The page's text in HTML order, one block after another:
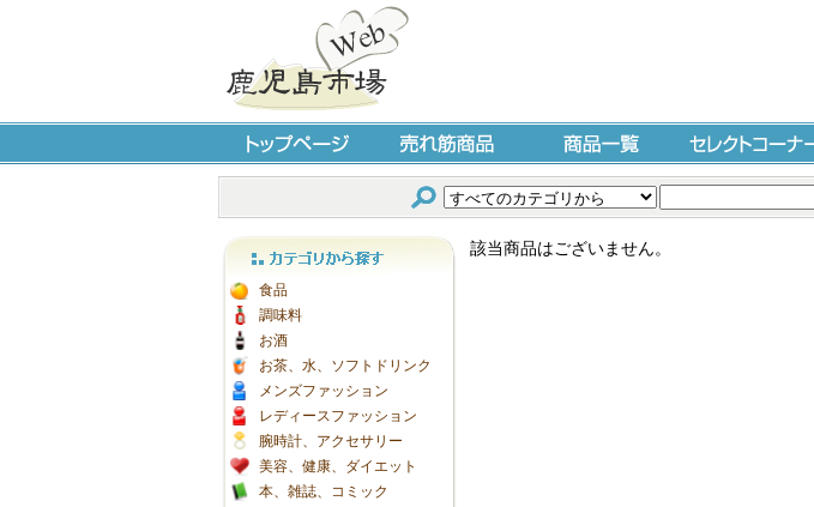
トップページ 売れ筋商品 商品一覧 セレクトコーナー
カテゴリから探す
食品
調味料
お酒
お茶、水、ソフトドリンク
メンズファッション
レディースファッション
腕時計、アクセサリー
美容、健康、ダイエット
本、雑誌、コミック
該当商品はございません。